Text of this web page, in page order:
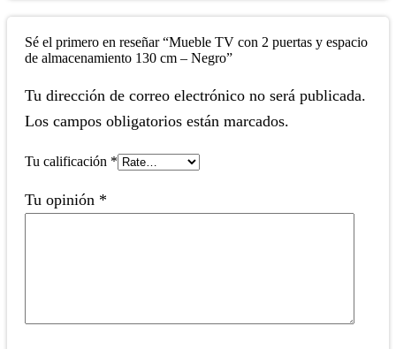
Sé el primero en reseñar “Mueble TV con 2 puertas y espacio
de almacenamiento 130 cm – Negro”
Tu dirección de correo electrónico no será publicada.
Los campos obligatorios están marcados.
Tu calificación *
Tu opinión *